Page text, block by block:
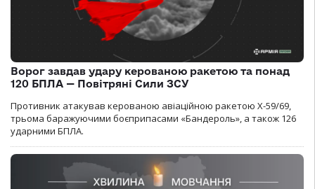
Ворог завдав удару керованою ракетою та понад
120 БПЛА — Повітряні Сили ЗСУ
Противник атакував керованою авіаційною ракетою Х-59/69,
трьома баражуючими боєприпасами «Бандероль», а також 126
ударними БПЛА.